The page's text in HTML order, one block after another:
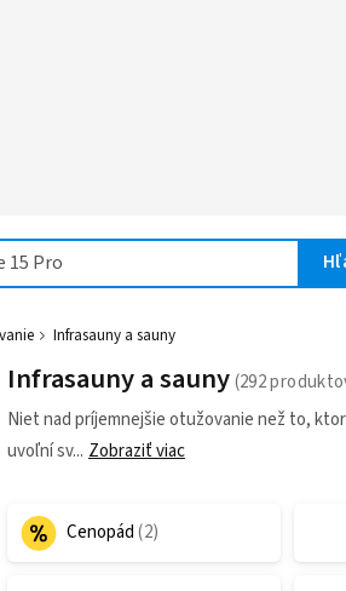
15 Pro
Infrasauny a sauny
Infrasauny a sauny
Niet nad príjemnejšie otužovanie než to,
uvoľní sv
Zobraziť viac
Cenopád